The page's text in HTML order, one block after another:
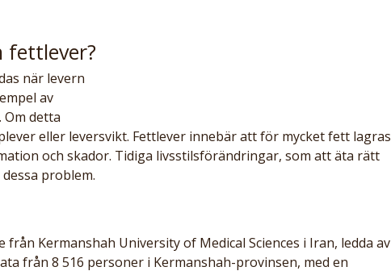
fettlever?
när levern
av
detta
eller leversvikt. Fettlever innebär att för mycket fett lagras
och skador. Tidiga livsstilsförändringar, som att äta rätt
problem.
Kermanshah University of Medical Sciences i Iran, ledda av
från 8 516 personer i Kermanshah-provinsen, med en